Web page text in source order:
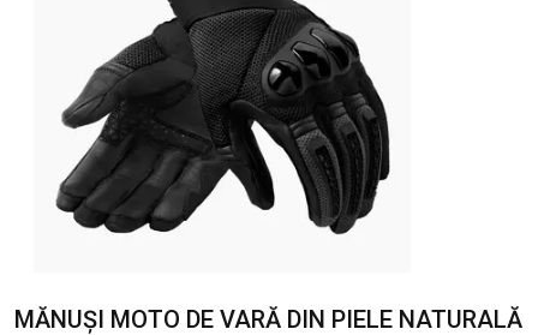
MĂNUȘI MOTO DE VARĂ DIN PIELE NATURALĂ